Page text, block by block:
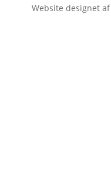
Website designet af